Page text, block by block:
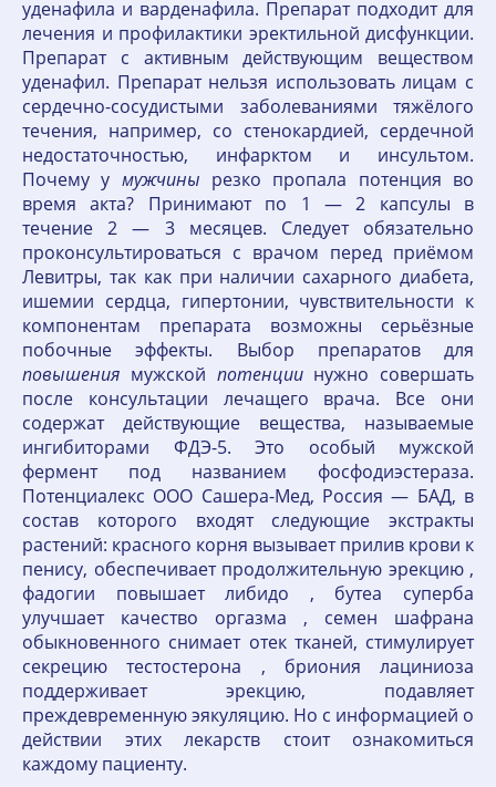
уденафила и варденафила. Препарат подходит для
лечения и профилактики эректильной дисфункции.
Препарат с активным действующим веществом
уденафил. Препарат нельзя использовать лицам с
сердечно-сосудистыми заболеваниями тяжёлого
течения, например, со стенокардией, сердечной
недостаточностью, инфарктом и инсультом.
Почему у мужчины резко пропала потенция во
время акта? Принимают по 1 — 2 капсулы в
течение 2 — 3 месяцев. Следует обязательно
проконсультироваться с врачом перед приёмом
Левитры, так как при наличии сахарного диабета,
ишемии сердца, гипертонии, чувствительности к
компонентам препарата возможны серьёзные
побочные эффекты. Выбор препаратов для
повышения мужской потенциинужно совершать
после консультации лечащего врача. Все они
содержат действующие вещества, называемые
ингибиторами ФДЭ-5. Это особый мужской
фермент под названием фосфодиэстераза.
Потенциалекс ООО Сашера-Мед, Россия — БАД, в
состав которого входят следующие экстракты
растений: красного корня вызывает прилив крови к
пенису, обеспечивает продолжительную эрекцию ,
фадогии повышает либидо , бутеа суперба
улучшает качество оргазма , семен шафрана
обыкновенного снимает отек тканей, стимулирует
секрецию тестостерона , бриония лациниоза
поддерживает эрекцию, подавляет
преждевременную эякуляцию. Но с информацией о
действии этих лекарств стоит ознакомиться
каждому пациенту.